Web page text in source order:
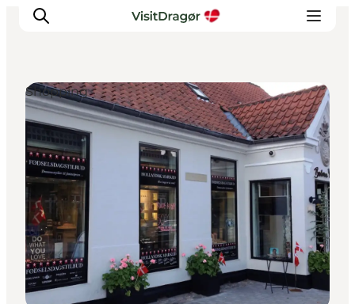
Oplev
Kultur & Historie
Byliv & Mad
Natur & Friluftsliv
For børn
Praktisk
Shopping